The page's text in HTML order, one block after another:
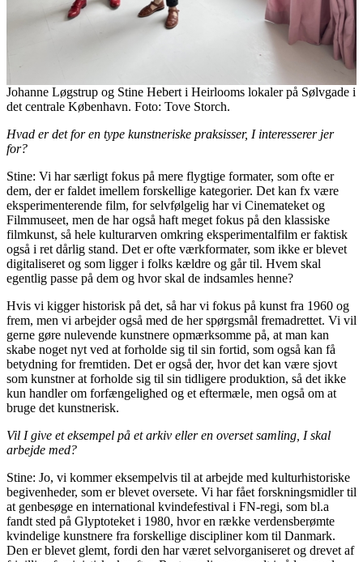
Johanne Løgstrup og Stine Hebert i Heirlooms lokaler på Sølvgade i
det centrale København. Foto: Tove Storch.
Hvad er det for en type kunstneriske praksisser, I interesserer jer
for?
Stine: Vi har særligt fokus på mere flygtige formater, som ofte er
dem, der er faldet imellem forskellige kategorier. Det kan fx være
eksperimenterende film, for selvfølgelig har vi Cinemateket og
Filmmuseet, men de har også haft meget fokus på den klassiske
filmkunst, så hele kulturarven omkring eksperimentalfilm er faktisk
også i ret dårlig stand. Det er ofte værkformater, som ikke er blevet
digitaliseret og som ligger i folks kældre og går til. Hvem skal
egentlig passe på dem og hvor skal de indsamles henne?
Hvis vi kigger historisk på det, så har vi fokus på kunst fra 1960 og
frem, men vi arbejder også med de her spørgsmål fremadrettet. Vi vil
gerne gøre nulevende kunstnere opmærksomme på, at man kan
skabe noget nyt ved at forholde sig til sin fortid, som også kan få
betydning for fremtiden. Det er også der, hvor det kan være sjovt
som kunstner at forholde sig til sin tidligere produktion, så det ikke
kun handler om forfængelighed og et eftermæle, men også om at
bruge det kunstnerisk.
Vil I give et eksempel på et arkiv eller en overset samling, I skal
arbejde med?
Stine: Jo, vi kommer eksempelvis til at arbejde med kulturhistoriske
begivenheder, som er blevet oversete. Vi har fået forskningsmidler til
at genbesøge en international kvindefestival i FN-regi, som bl.a
fandt sted på Glyptoteket i 1980, hvor en række verdensberømte
kvindelige kunstnere fra forskellige discipliner kom til Danmark.
Den er blevet glemt, fordi den har været selvorganiseret og drevet af